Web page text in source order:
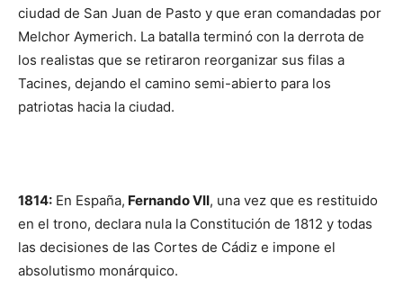
ciudad de San Juan de Pasto y que eran comandadas por
Melchor Aymerich. La batalla terminó con la derrota de
los realistas que se retiraron reorganizar sus filas a
Tacines, dejando el camino semi-abierto para los
patriotas hacia la ciudad.
1814: En España, Fernando VII, una vez que es restituido
en el trono, declara nula la Constitución de 1812 y todas
las decisiones de las Cortes de Cádiz e impone el
absolutismo monárquico.